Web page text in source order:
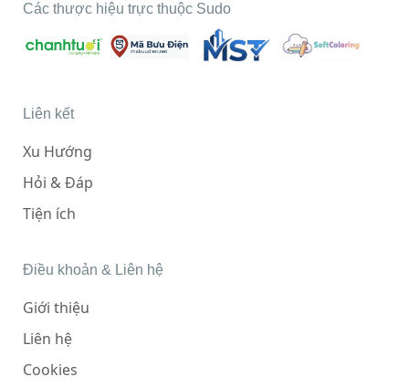
Các thược hiệu trực thuộc Sudo
Liên kết
Xu Hướng
Hỏi & Đáp
Tiện ích
Điều khoản & Liên hệ
Giới thiệu
Liên hệ
Cookies